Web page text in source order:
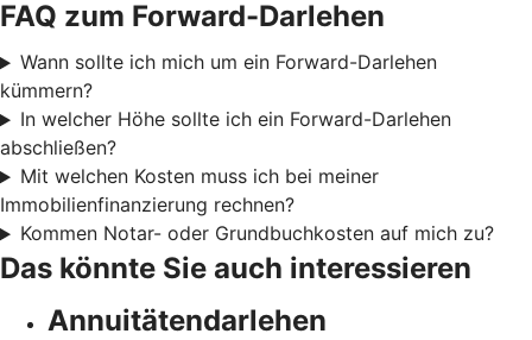
FAQ zum Forward-Darlehen
Wann sollte ich mich um ein Forward-Darlehen
kümmern?
In welcher Höhe sollte ich ein Forward-Darlehen
abschließen?
Mit welchen Kosten muss ich bei meiner
Immobilienfinanzierung rechnen?
Kommen Notar- oder Grundbuchkosten auf mich zu?
Das könnte Sie auch interessieren
Annuitätendarlehen